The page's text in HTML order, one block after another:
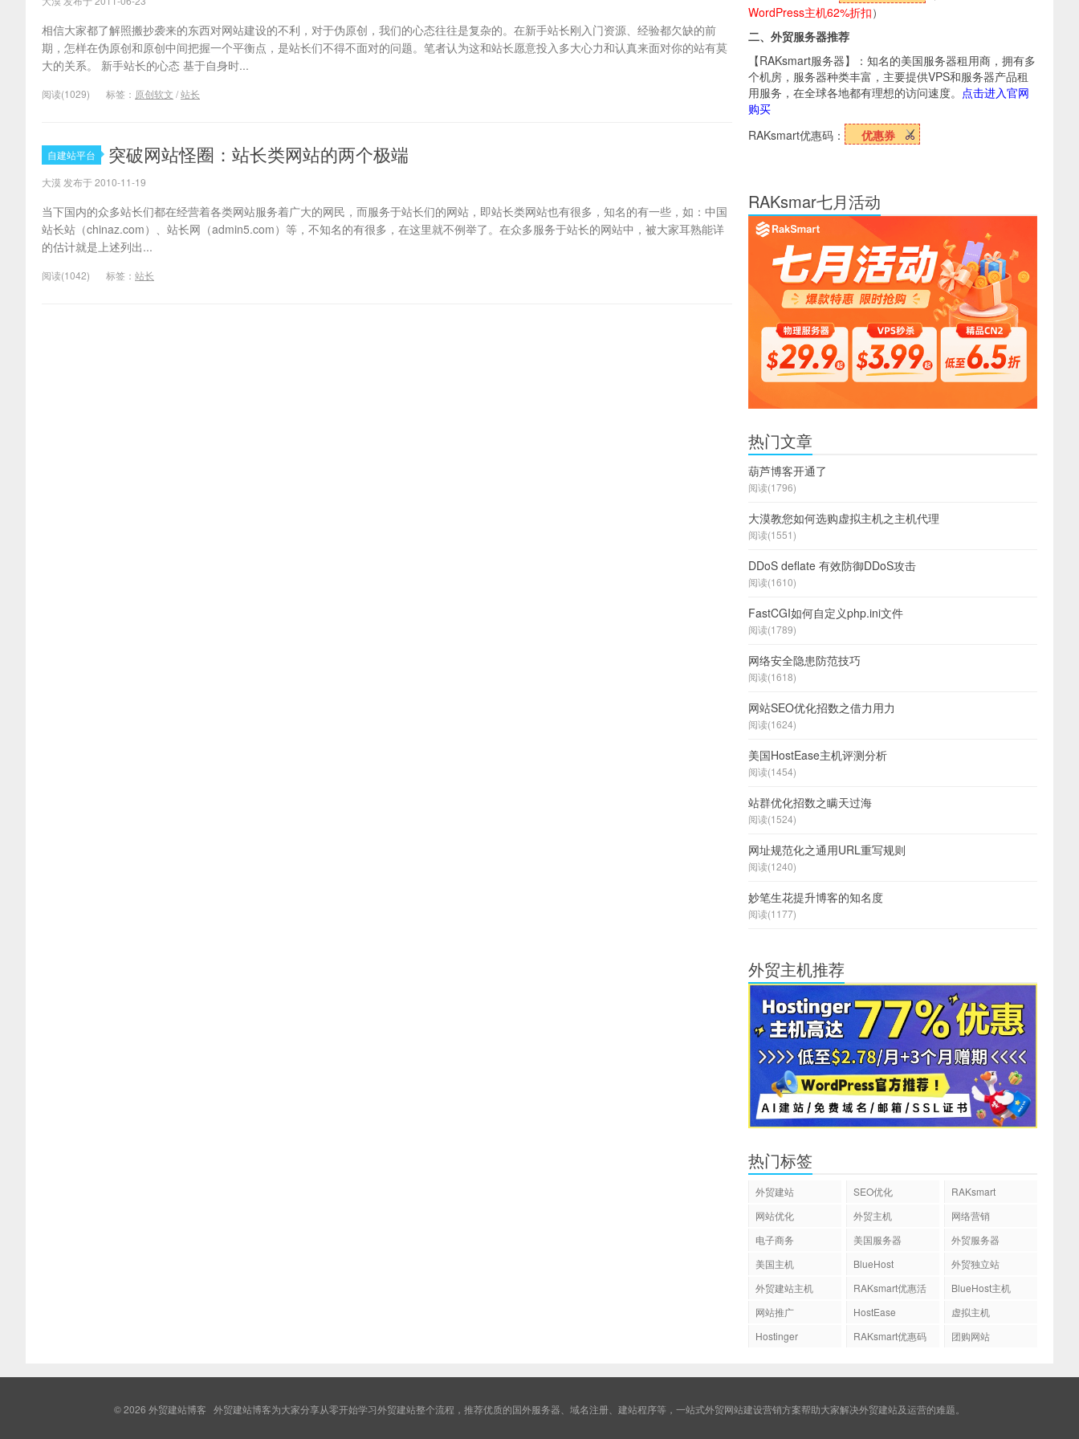
相信大家都了解照搬抄袭来的东西对网站建设的不利，对于伪原创，我们的心态往往是复杂的。在新手站长刚入门资源、经验都欠缺的前
期，怎样在伪原创和原创中间把握一个平衡点，是站长们不得不面对的问题。笔者认为这和站长愿意投入多大心力和认真来面对你的站有莫
大的关系。 新手站长的心态 基于自身时...
阅读(1029) 标签： 原创软文 /站长
自建站平台 突破网站怪圈：站长类网站的两个极端
大漠 发布于 2010-11-19
当下国内的众多站长们都在经营着各类网站服务着广大的网民，而服务于站长们的网站，即站长类网站也有很多，知名的有一些，如：中国
站长站（chinaz.com）、站长网（admin5.com）等，不知名的有很多，在这里就不例举了。在众多服务于站长的网站中，被大家耳熟能详
的估计就是上述列出...
阅读(1042) 标签： 站长
WordPress主机62%折扣）
二、外贸服务器推荐
【RAKsmart服务器】：知名的美国服务器租用商，拥有多
个机房，服务器种类丰富，主要提供VPS和服务器产品租
用服务，在全球各地都有理想的访问速度。 点击进入官网
购买
RAKsmart优惠码：
优惠券
RAKsmar七月活动
热门文章
葫芦博客开通了
阅读(1796)
大漠教您如何选购虚拟主机之主机代理
阅读(1551)
DDoS deflate 有效防御DDoS攻击
阅读(1610)
FastCGI如何自定义php.ini文件
阅读(1789)
网络安全隐患防范技巧
阅读(1618)
网站SEO优化招数之借力用力
阅读(1624)
美国HostEase主机评测分析
阅读(1454)
站群优化招数之瞒天过海
阅读(1524)
网址规范化之通用URL重写规则
阅读(1240)
妙笔生花提升博客的知名度
阅读(1177)
外贸主机推荐
热门标签
外贸建站 SEO优化
RAKsmart
网站优化
外贸主机
网络营销
电子商务
美国服务器
外贸服务器
美国主机
BlueHost
外贸独立站
外贸建站主机
RAKsmart优惠活
BlueHost主机
网站推广
HostEase
虚拟主机
Hostinger
RAKsmart优惠码 团购网站
© 2026 外贸建站博客 外贸建站博客为大家分享从零开始学习外贸建站整个流程，推荐优质的国外服务器、域名注册、建站程序等，一站式外贸网站建设营销方案帮助大家解决外贸建站及运营的难题。